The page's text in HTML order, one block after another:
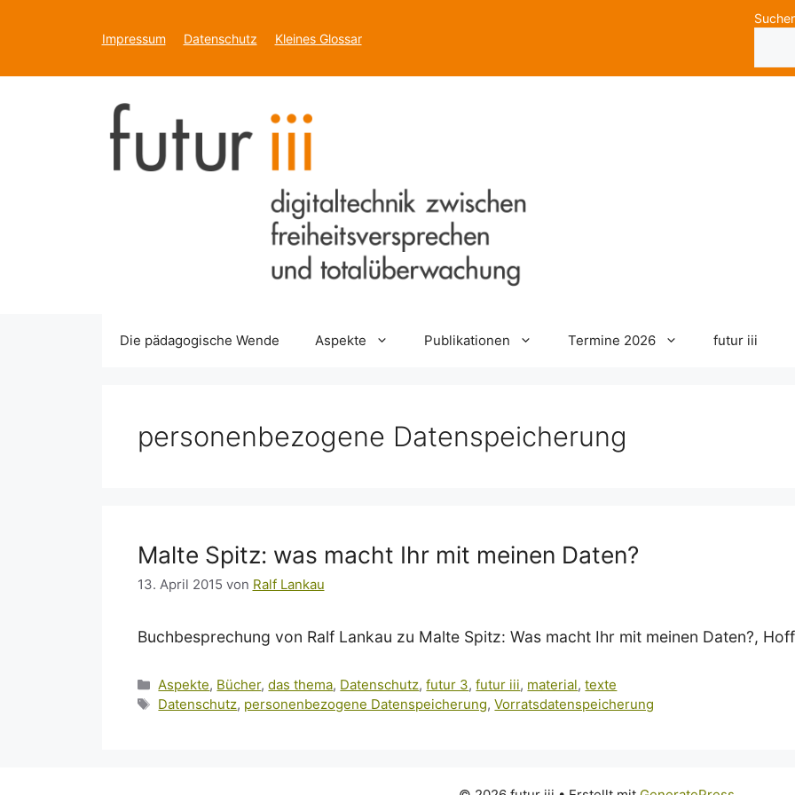
Impressum Datenschutz Kleines Glossar
Die pädagogische Wende Aspekte Publikationen Termine 2026 futur iii
personenbezogene Datenspeicherung
Malte Spitz: was macht Ihr mit meinen Daten?
13. April 2015 von Ralf Lankau
Buchbesprechung von Ralf Lankau zu Malte Spitz: Was macht Ihr mit meinen Daten?,
Kategorien
Aspekte, Bücher,das thema, Datenschutz,futur 3,futur iii, material,texte
Schlagwörter
Datenschutz, personenbezogene Datenspeicherung,Vorratsdatenspeicherung